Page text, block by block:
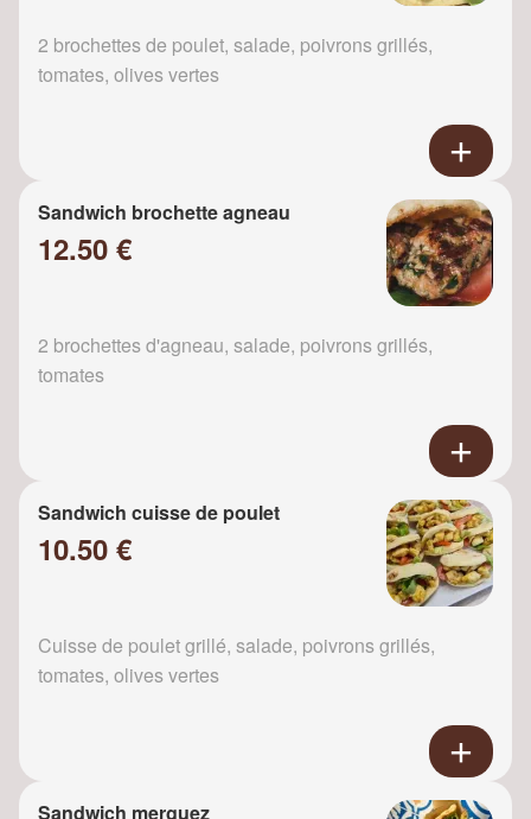
2 brochettes de poulet, salade, poivrons grillés,
tomates, olives vertes
Sandwich brochette agneau
12.50 €
2 brochettes d'agneau, salade, poivrons grillés,
tomates
Sandwich cuisse de poulet
10.50 €
Cuisse de poulet grillé, salade, poivrons grillés,
tomates, olives vertes
Sandwich merguez